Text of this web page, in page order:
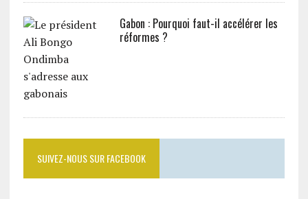
Gabon : Pourquoi faut-il accélérer les
réformes ?
SUIVEZ-NOUS SUR FACEBOOK